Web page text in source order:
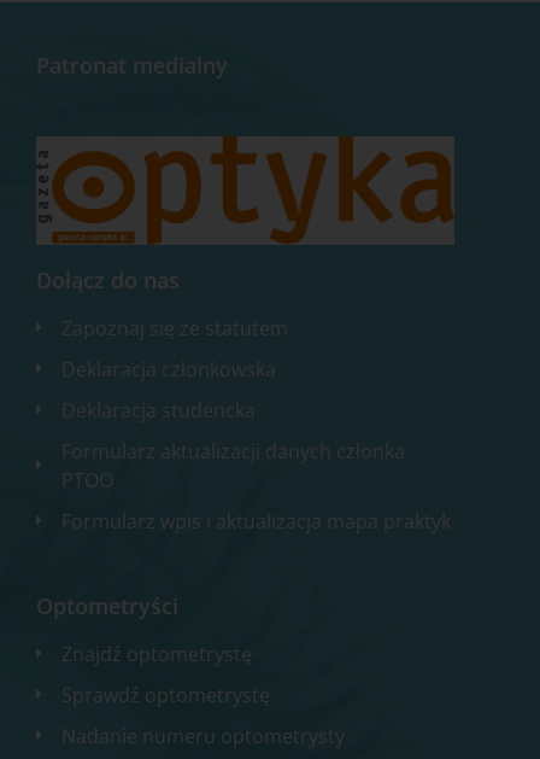
Patronat medialny
Dołącz do nas
Zapoznaj się ze statutem
Deklaracja członkowska
Deklaracja studencka
Formularz aktualizacji danych członka
PTOO
Formularz wpis i aktualizacja mapa praktyk
Optometryści
Znajdź optometrystę
Sprawdź optometrystę
Nadanie numeru optometrysty